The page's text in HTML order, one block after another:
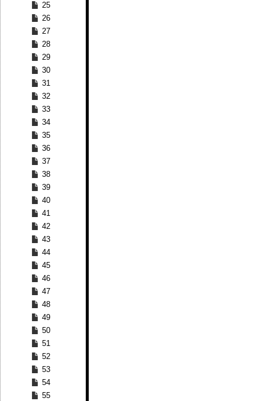
25
26
27
28
29
30
31
32
33
34
35
36
37
38
39
40
41
42
43
44
45
46
47
48
49
50
51
52
53
54
55